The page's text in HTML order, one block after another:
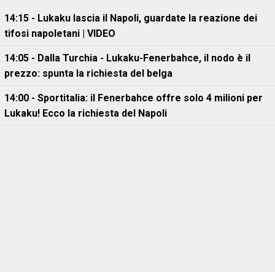
14:15 - Lukaku lascia il Napoli, guardate la reazione dei
tifosi napoletani | VIDEO
14:05 - Dalla Turchia - Lukaku-Fenerbahce, il nodo è il
prezzo: spunta la richiesta del belga
14:00 - Sportitalia: il Fenerbahce offre solo 4 milioni per
Lukaku! Ecco la richiesta del Napoli